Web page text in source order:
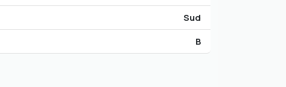
Sud
B